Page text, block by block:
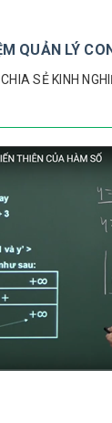
QUẢN LÝ
SẺ KINH